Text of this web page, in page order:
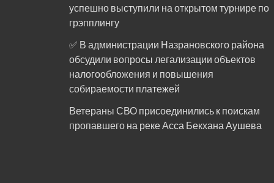
успешно выступили на открытом турнире по
грэпплингу
✅ В администрации Назрановского района
обсудили вопросы легализации объектов
налогообложения и повышения
собираемости платежей
Ветераны СВО присоединились к поискам
пропавшего на реке Асса Бекхана Аушева